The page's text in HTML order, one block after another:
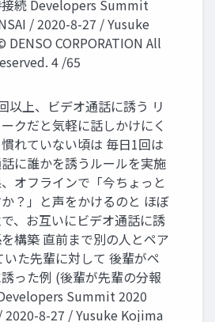
続 Developers Summit
/ 2020-8-27 / Yusuke
CORPORATION All
4 /65
以上、ビデオ通話に誘う リ
クだと気軽に話しかけにく
れていない頃は 毎日1回は
に誰かを誘うルールを実施
オフラインで「今ちょっと
？」と声をかけるのと ほぼ
、お互いにビデオ通話に誘
構築 直前まで別の人とペア
いた先輩に対して 後輩がペ
った例 (後輩が先輩の分報
Summit 2020
2020-8-27 / Yusuke Kojima